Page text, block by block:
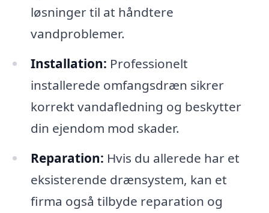
løsninger til at håndtere
vandproblemer.
Installation: Professionelt
installerede omfangsdræn sikrer
korrekt vandafledning og beskytter
din ejendom mod skader.
Reparation: Hvis du allerede har et
eksisterende drænsystem, kan et
firma også tilbyde reparation og